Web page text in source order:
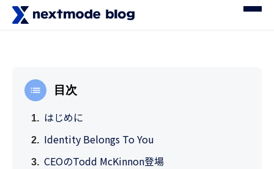
目次
はじめに
Identity Belongs To You
CEOのTodd McKinnon登場